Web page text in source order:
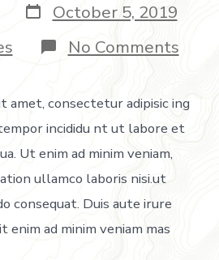
October 5, 2019
No Comments
amet, consectetur adipisic ing
incididu nt ut labore et
Ut enim ad minim veniam,
ullamco laboris nisi.ut
consequat. Duis aute irure
ad minim veniam mas